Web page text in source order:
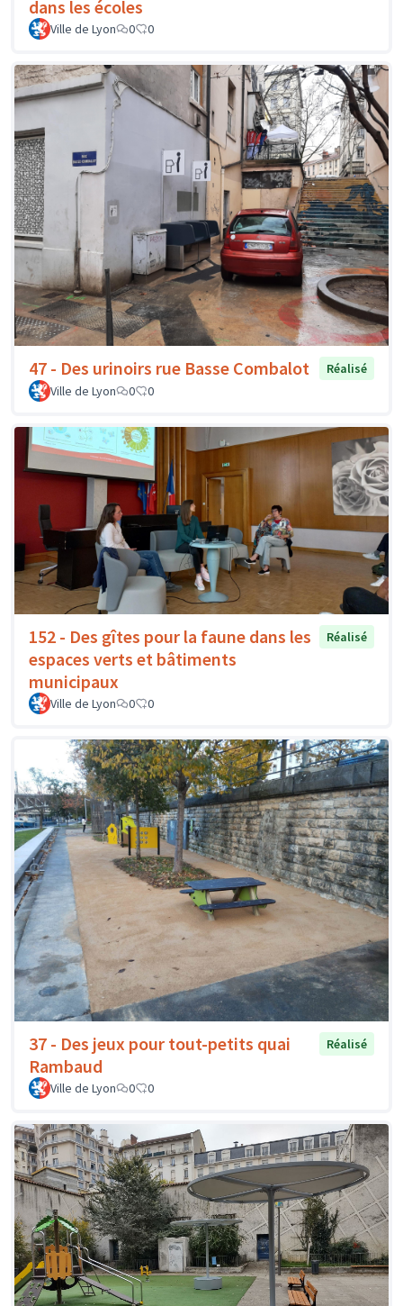
dans les écoles
Ville de Lyon 0 0
47 - Des urinoirs rue Basse Combalot
Réalisé
Ville de Lyon
0 0
152 - Des gîtes pour la faune dans les
espaces verts et bâtiments
municipaux
Réalisé
Ville de Lyon 0 0
37 - Des jeux pour tout-petits quai
Rambaud
Réalisé
Ville de Lyon 0 0